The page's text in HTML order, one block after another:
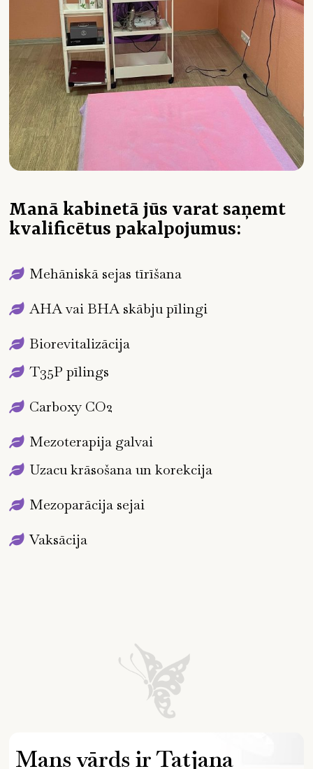
Manā kabinetā jūs varat saņemt
kvalificētus pakalpojumus:
Mehāniskā sejas tīrīšana
AHA vai BHA skābju pīlingi
Biorevitalizācija
T35P pīlings
Carboxy CO2
Mezoterapija galvai
Uzacu krāsošana un korekcija
Mezoparācija sejai
Vaksācija
Mans vārds ir Tatjana